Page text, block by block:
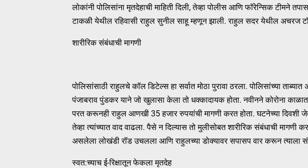
लोकांनी पोलिसांना मृतदेहाची माहिती दिली, तेव्हा पोलीस आणि फॉरेन्सिक टीमने
टाकळी येथील रहिवासी राहुल सुनील साहू म्हणून झाली. राहुल सदर येथील अचरज
शारीरिक संबंधाची मागणी
पोलिसांसाठी राहुलचे कॉल डिटेल्स हा सर्वात मोठा पुरावा ठरला. पोलिसांच्या
पंजाबराव पुंडकर याने जो खुलासा केला तो धक्कादायक होता. नवीनने कोरोना
परत करूनही राहुल आणखी 35 हजार रुपयांची मागणी करत होता. घटनेच्या दिवशी
तेव्हा त्यांच्यात वाद वाढला. पैसे न दिल्यास तो मुलीसोबत शारीरिक संबंधाची
असलेला लोखंडी रॉड उचलला आणि राहुलच्या डोक्यावर सपासप वार करून त्याला
स्वत:च्याच ई-रिक्षातून फेकला मृतदेह